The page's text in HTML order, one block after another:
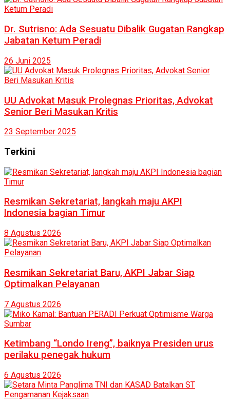
Dr. Sutrisno: Ada Sesuatu Dibalik Gugatan Rangkap
Jabatan Ketum Peradi
26 Juni 2025
UU Advokat Masuk Prolegnas Prioritas, Advokat
Senior Beri Masukan Kritis
23 September 2025
Terkini
Resmikan Sekretariat, langkah maju AKPI
Indonesia bagian Timur
8 Agustus 2026
Resmikan Sekretariat Baru, AKPI Jabar Siap
Optimalkan Pelayanan
7 Agustus 2026
Ketimbang “Londo Ireng”, baiknya Presiden urus
perilaku penegak hukum
6 Agustus 2026